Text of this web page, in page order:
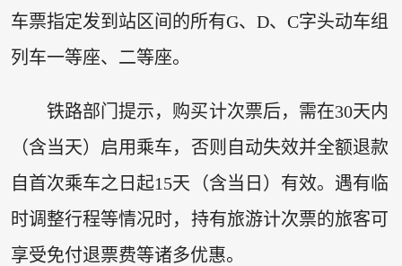
车票指定发到站区间的所有G、D、C字头动车组
列车一等座、二等座。
铁路部门提示，购买计次票后，需在30天内
（含当天）启用乘车，否则自动失效并全额退款
自首次乘车之日起15天（含当日）有效。遇有临
时调整行程等情况时，持有旅游计次票的旅客可
享受免付退票费等诸多优惠。